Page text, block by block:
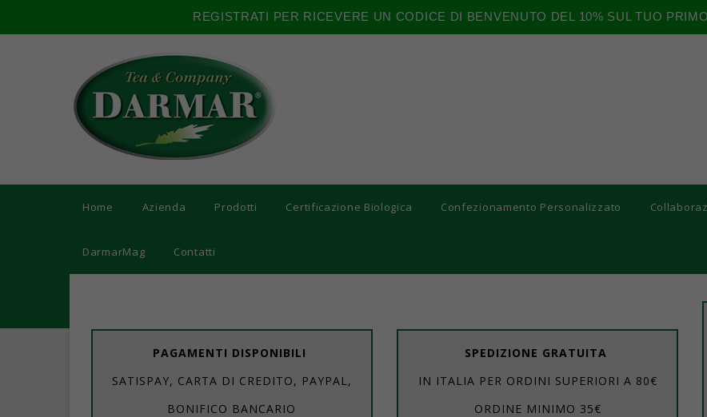
REGISTRATI PER RICEVERE UN CODICE DI BENVENUTO DEL 10% SUL TUO
Home Azienda Prodotti Certificazione Biologica Confezionamento Personalizzato
DarmarMag Contatti
PAGAMENTI DISPONIBILI
SATISPAY, CARTA DI CREDITO, PAYPAL,
BONIFICO BANCARIO
SPEDIZIONE GRATUITA
IN ITALIA PER ORDINI SUPERIORI A 80€
ORDINE MINIMO 35€